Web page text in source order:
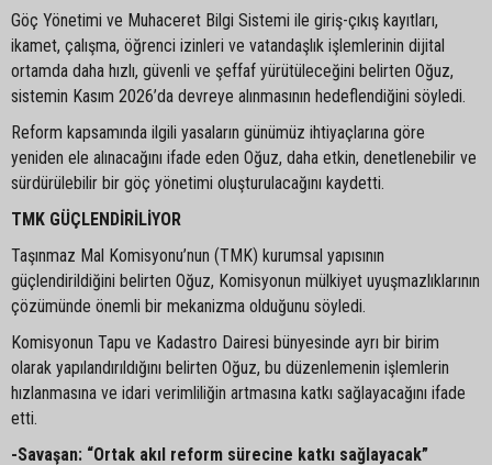
Göç Yönetimi ve Muhaceret Bilgi Sistemi ile giriş-çıkış kayıtları,
ikamet, çalışma, öğrenci izinleri ve vatandaşlık işlemlerinin dijital
ortamda daha hızlı, güvenli ve şeffaf yürütüleceğini belirten Oğuz,
sistemin Kasım 2026’da devreye alınmasının hedeflendiğini söyledi.
Reform kapsamında ilgili yasaların günümüz ihtiyaçlarına göre
yeniden ele alınacağını ifade eden Oğuz, daha etkin, denetlenebilir ve
sürdürülebilir bir göç yönetimi oluşturulacağını kaydetti.
TMK GÜÇLENDİRİLİYOR
Taşınmaz Mal Komisyonu’nun (TMK) kurumsal yapısının
güçlendirildiğini belirten Oğuz, Komisyonun mülkiyet uyuşmazlıklarının
çözümünde önemli bir mekanizma olduğunu söyledi.
Komisyonun Tapu ve Kadastro Dairesi bünyesinde ayrı bir birim
olarak yapılandırıldığını belirten Oğuz, bu düzenlemenin işlemlerin
hızlanmasına ve idari verimliliğin artmasına katkı sağlayacağını ifade
etti.
-Savaşan: “Ortak akıl reform sürecine katkı sağlayacak”